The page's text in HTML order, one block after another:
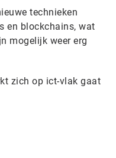
technieken
en blockchains, wat
mogelijk weer erg
zich op ict-vlak gaat